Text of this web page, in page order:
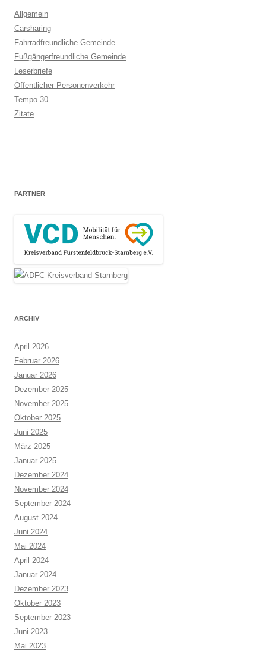
Allgemein
Carsharing
Fahrradfreundliche Gemeinde
Fußgängerfreundliche Gemeinde
Leserbriefe
Öffentlicher Personenverkehr
Tempo 30
Zitate
PARTNER
ARCHIV
April 2026
Februar 2026
Januar 2026
Dezember 2025
November 2025
Oktober 2025
Juni 2025
März 2025
Januar 2025
Dezember 2024
November 2024
September 2024
August 2024
Juni 2024
Mai 2024
April 2024
Januar 2024
Dezember 2023
Oktober 2023
September 2023
Juni 2023
Mai 2023